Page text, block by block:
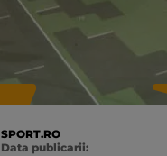
SPORT.RO
Data publicarii: